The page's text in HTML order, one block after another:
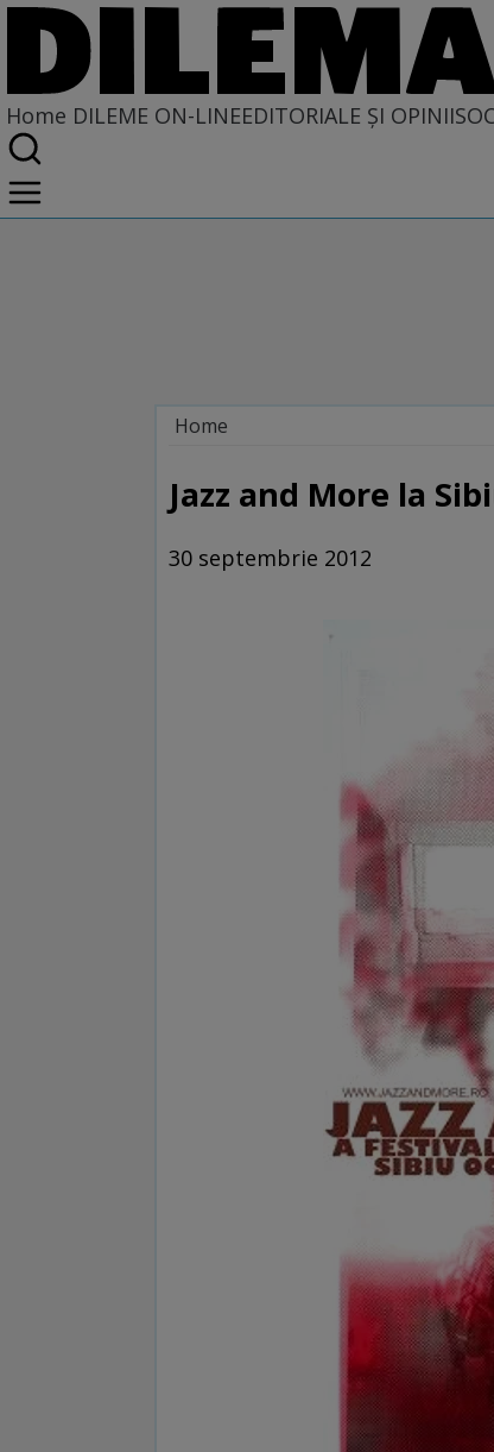
Home DILEME ON-LINEEDITORIALE ȘI OPINII
Home
Jazz and More la
30 septembrie 2012